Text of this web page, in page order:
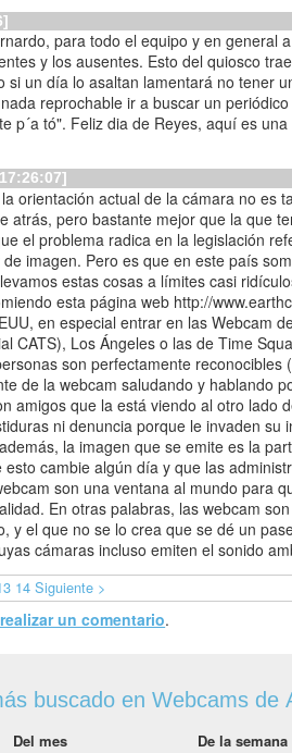
para todo el equipo y en general
y los ausentes. Esto del quiosco
si un día lo asaltan lamentará no tener
reprochable ir a buscar un
p´a tó". Feliz dia de Reyes, aquí es
orientación actual de la cámara no es
atrás, pero bastante mejor que la que
el problema radica en la legislación
imagen. Pero es que en este país
estas cosas a límites casi ridículos. A
esta página web http://
en especial entrar en las Webcam
CATS), Los Ángeles o las de Time
son perfectamente reconocibles
de la webcam saludando y hablando
amigos que la está viendo al otro lado
ni denuncia porque le invaden su
la imagen que se emite es la
cambie algún día y que las
son una ventana al mundo para
En otras palabras, las webcam
y el que no se lo crea que se dé un
cámaras incluso emiten el sonido
14 Siguiente >
un comentario.
buscado en Webcams de
Del mes
De la semana